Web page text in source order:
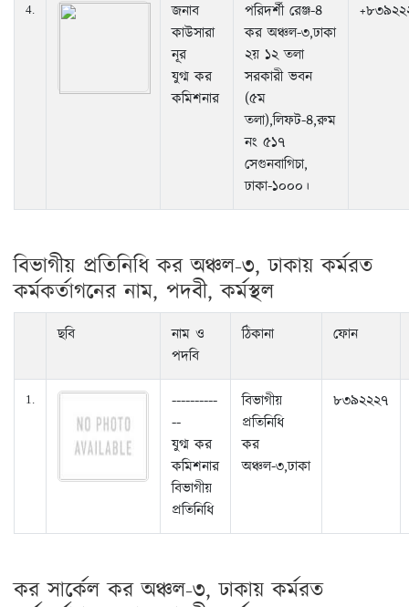
4.
জনাব
কাউসারা
নূর
যুগ্ম কর
কমিশনার
পরিদর্শী রেঞ্জ-৪
কর অঞ্চল-৩,ঢাকা
২য় ১২ তলা
সরকারী ভবন
(৫ম
তলা),লিফট-৪,রুম
নং ৫১৭
সেগুনবাগিচা,
ঢাকা-১০০০।
বিভাগীয় প্রতিনিধি কর অঞ্চল-৩, ঢাকায় কর্মরত
কর্মকর্তাগনের নাম, পদবী, কর্মস্থল
ছবি
নাম ও
পদবি
ঠিকানা ফোন
1.
----------
--
যুগ্ম কর
কমিশনার
বিভাগীয়
প্রতিনিধি
বিভাগীয়
প্রতিনিধি
কর
অঞ্চল-৩,ঢাকা
৮৩৯২২২৭
কর সার্কেল কর অঞ্চল-৩, ঢাকায় কর্মরত